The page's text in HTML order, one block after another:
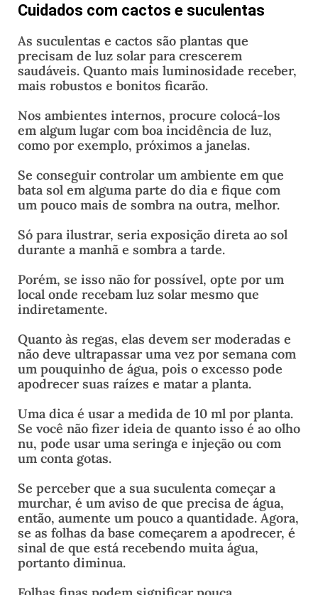
Cuidados com cactos e suculentas
As suculentas e cactos são plantas que
precisam de luz solar para crescerem
saudáveis. Quanto mais luminosidade receber,
mais robustos e bonitos ficarão.
Nos ambientes internos, procure colocá-los
em algum lugar com boa incidência de luz,
como por exemplo, próximos a janelas.
Se conseguir controlar um ambiente em que
bata sol em alguma parte do dia e fique com
um pouco mais de sombra na outra, melhor.
Só para ilustrar, seria exposição direta ao sol
durante a manhã e sombra a tarde.
Porém, se isso não for possível, opte por um
local onde recebam luz solar mesmo que
indiretamente.
Quanto às regas, elas devem ser moderadas e
não deve ultrapassar uma vez por semana com
um pouquinho de água, pois o excesso pode
apodrecer suas raízes e matar a planta.
Uma dica é usar a medida de 10 ml por planta.
Se você não fizer ideia de quanto isso é ao olho
nu, pode usar uma seringa e injeção ou com
um conta gotas.
Se perceber que a sua suculenta começar a
murchar, é um aviso de que precisa de água,
então, aumente um pouco a quantidade. Agora,
se as folhas da base começarem a apodrecer, é
sinal de que está recebendo muita água,
portanto diminua.